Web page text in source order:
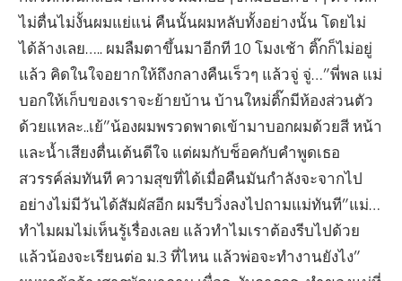
ไม่ตื่นไม่งั้นผมแย่แน่ คืนนั้นผมหลับทั้งอย่างนั้น โดยไม่
ได้ล้างเลย….. ผมลืมตาขึ้นมาอีกที 10 โมงเช้า ติ๊กก็ไม่อยู่
แล้ว คิดในใจอยากให้ถึงกลางคืนเร็วๆ แล้วจู่ จู่…”พี่พล แม่
บอกให้เก็บของเราจะย้ายบ้าน บ้านใหม่ติ๊กมีห้องส่วนตัว
ด้วยแหละ..เย้”น้องผมพรวดพาดเข้ามาบอกผมด้วยสี หน้า
และน้ำเสียงตื่นเต้นดีใจ แต่ผมกับช็อคกับคำพูดเธอ
สวรรค์ล่มทันที ความสุขที่ได้เมื่อคืนมันกำลังจะจากไป
อย่างไม่มีวันได้สัมผัสอีก ผมรีบวิ่งลงไปถามแม่ทันที”แม่…
ทำไมผมไม่เห็นรู้เรื่องเลย แล้วทำไมเราต้องรีบไปด้วย
แล้วน้องจะเรียนต่อ ม.3 ที่ไหน แล้วพ่อจะทำงานยังไง”